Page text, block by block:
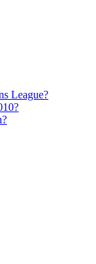
League?